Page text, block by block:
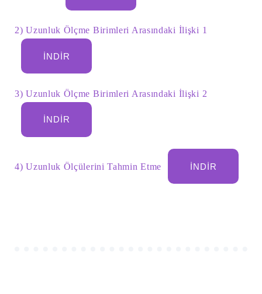
kelime
için
arama
sonuçları:
2) Uzunluk Ölçme Birimleri Arasındaki İlişki 1
İNDIR
3) Uzunluk Ölçme Birimleri Arasındaki İlişki 2
İNDIR
4) Uzunluk Ölçülerini Tahmin Etme İNDIR